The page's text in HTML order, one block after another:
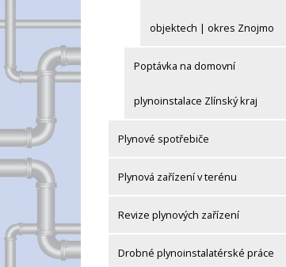
objektech | okres Znojmo
Poptávka na domovní
plynoinstalace Zlínský kraj
Plynové spotřebiče
Plynová zařízení v terénu
Revize plynových zařízení
Drobné plynoinstalatérské práce